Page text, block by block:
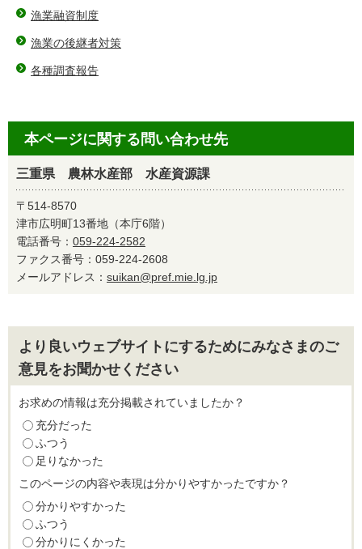
漁業融資制度
漁業の後継者対策
各種調査報告
本ページに関する問い合わせ先
三重県 農林水産部 水産資源課
〒514-8570
津市広明町13番地（本庁6階）
電話番号： 059-224-2582
ファクス番号：059-224-2608
メールアドレス： suikan@pref.mie.lg.jp
より良いウェブサイトにするためにみなさまのご
意見をお聞かせください
お求めの情報は充分掲載されていましたか？
充分だった
ふつう
足りなかった
このページの内容や表現は分かりやすかったですか？
分かりやすかった
ふつう
分かりにくかった